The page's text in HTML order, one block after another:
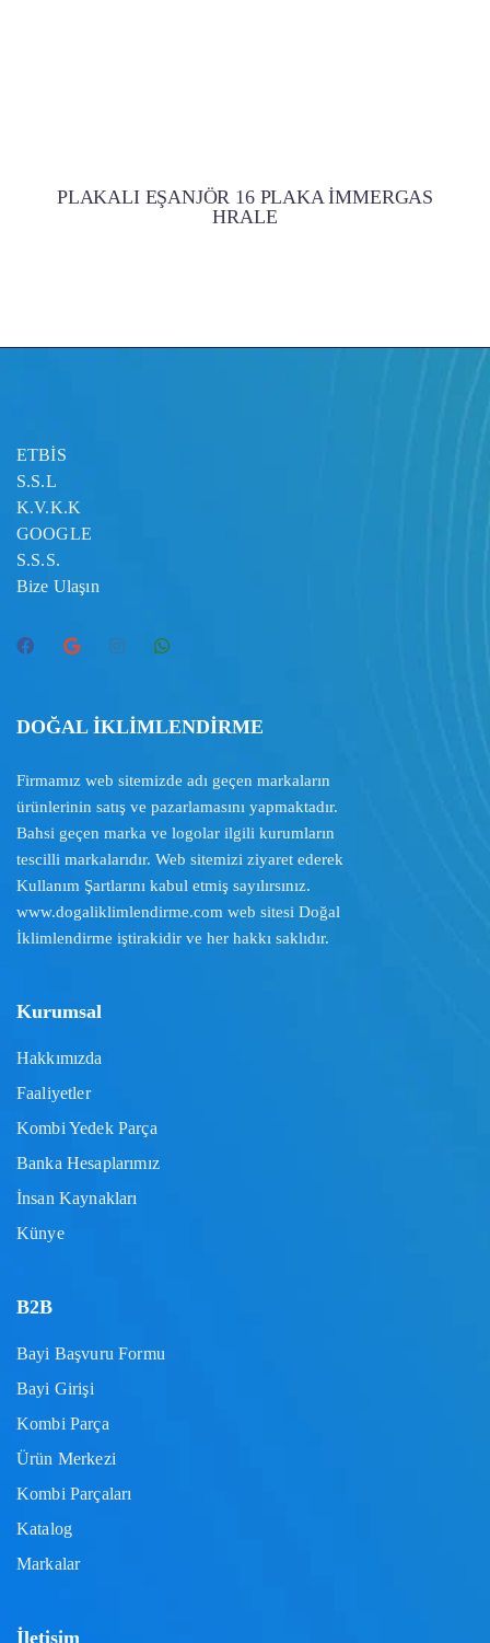
PLAKALI EŞANJÖR 16 PLAKA İMMERGAS
HRALE
ETBİS
S.S.L
K.V.K.K
GOOGLE
S.S.S.
Bize Ulaşın
DOĞAL İKLİMLENDİRME
Firmamız web sitemizde adı geçen markaların
ürünlerinin satış ve pazarlamasını yapmaktadır.
Bahsi geçen marka ve logolar ilgili kurumların
tescilli markalarıdır. Web sitemizi ziyaret ederek
Kullanım Şartlarını kabul etmiş sayılırsınız.
www.dogaliklimlendirme.com web sitesi Doğal
İklimlendirme iştirakidir ve her hakkı saklıdır.
Kurumsal
Hakkımızda
Faaliyetler
Kombi Yedek Parça
Banka Hesaplarımız
İnsan Kaynakları
Künye
B2B
Bayi Başvuru Formu
Bayi Girişi
Kombi Parça
Ürün Merkezi
Kombi Parçaları
Katalog
Markalar
İletişim